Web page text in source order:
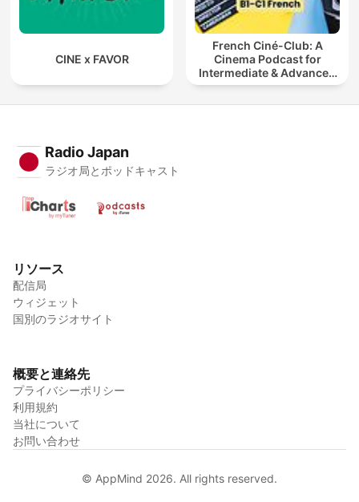
CINE x FAVOR
French Ciné-Club: A
Cinema Podcast for
Intermediate & Advanced
French Learners
Radio Japan
ラジオ局とポッドキャスト
リソース
配信局
ウィジェット
国別のラジオサイト
概要と連絡先
プライバシーポリシー
利用規約
当社について
お問い合わせ
© AppMind 2026. All rights reserved.